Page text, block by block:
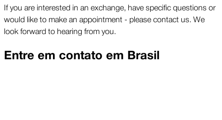
If you are interested in an exchange, have specific questions or
would like to make an appointment - please contact us. We
look forward to hearing from you.
Entre em contato em Brasil